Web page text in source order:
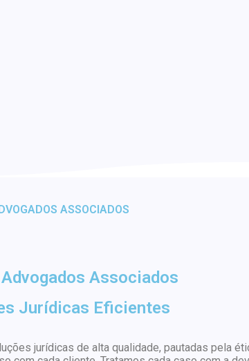
ASSOCIADOS
Associados
Jurídicas Eficientes
jurídicas de alta qualidade, pautadas pela